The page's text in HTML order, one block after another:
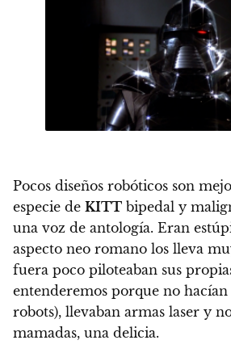
Pocos diseños robóticos son
especie de KITT bipedal y
una voz de antología. Eran
aspecto neo romano los lleva
fuera poco piloteaban sus
entenderemos porque no
robots), llevaban armas laser y
mamadas, una delicia.